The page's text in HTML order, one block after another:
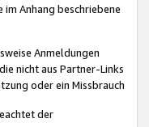
Anhang beschriebene
Anmeldungen
nicht aus Partner-Links
oder ein Missbrauch
der